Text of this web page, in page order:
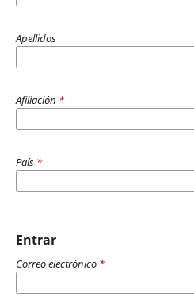
Apellidos
Afiliación *
País *
Entrar
Correo electrónico *